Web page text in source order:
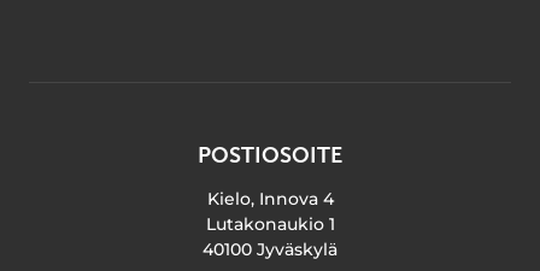
POSTIOSOITE
Kielo, Innova 4
Lutakonaukio 1
40100 Jyväskylä